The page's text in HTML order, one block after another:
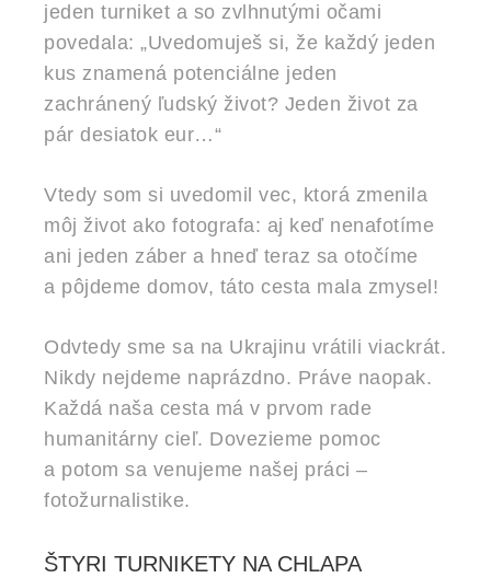
jeden turniket a so zvlhnutými očami
povedala: „Uvedomuješ si, že každý jeden
kus znamená potenciálne jeden
zachránený ľudský život? Jeden život za
pár desiatok eur…“
Vtedy som si uvedomil vec, ktorá zmenila
môj život ako fotografa: aj keď nenafotíme
ani jeden záber a hneď teraz sa otočíme
a pôjdeme domov, táto cesta mala zmysel!
Odvtedy sme sa na Ukrajinu vrátili viackrát.
Nikdy nejdeme naprázdno. Práve naopak.
Každá naša cesta má v prvom rade
humanitárny cieľ. Dovezieme pomoc
a potom sa venujeme našej práci –
fotožurnalistike.
ŠTYRI TURNIKETY NA CHLAPA